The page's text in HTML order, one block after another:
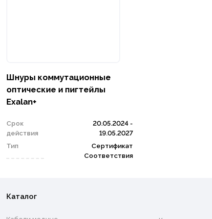
Шнуры коммутационные
оптические и пигтейлы
Exalan+
Срок
действия
20.05.2024 -
19.05.2027
Тип
Сертификат
Соответствия
Каталог